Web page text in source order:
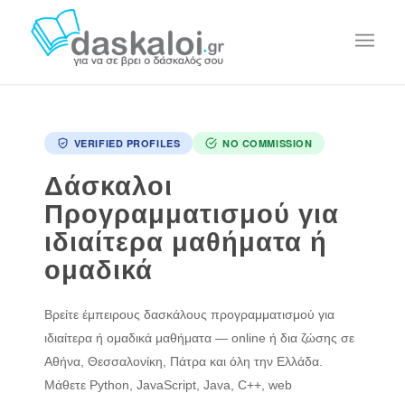
VERIFIED PROFILES NO COMMISSION
Δάσκαλοι
Προγραμματισμού για
ιδιαίτερα μαθήματα ή
ομαδικά
Βρείτε έμπειρους δασκάλους προγραμματισμού για
ιδιαίτερα ή ομαδικά μαθήματα — online ή δια ζώσης σε
Αθήνα, Θεσσαλονίκη, Πάτρα και όλη την Ελλάδα.
Μάθετε Python, JavaScript, Java, C++, web